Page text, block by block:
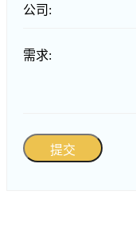
公司:
需求:
提交